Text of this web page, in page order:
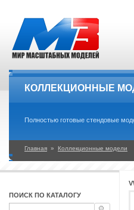
КОЛЛЕКЦИОННЫЕ
Полностью готовые стендовые
Главная » Коллекционные модели
ПОИСК ПО КАТАЛОГУ